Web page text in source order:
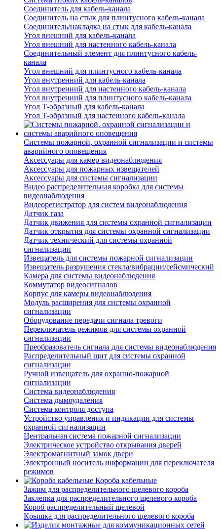
Соединитель для кабель-канала
Соединитель на стык для плинтусного кабель-канала
Соединитель/накладка на стык для кабель-канала
Угол внешний для кабель-канала
Угол внешний для настенного кабель-канала
Соединительный элемент для плинтусного кабель-
канала
Угол внешний для плинтусного кабель-канала
Угол внутренний для кабель-канала
Угол внутренний для настенного кабель-канала
Угол внутренний для плинтусного кабель-канала
Угол Т-образный для кабель-канала
Угол Т-образный для настенного кабель-канала
Системы пожарной, охранной сигнализации и системы
аварийного оповещения
Аксессуары для камер видеонаблюдения
Аксессуары для пожарных извещателей
Аксессуары для системы сигнализации
Видео распределительная коробка для системы
видеонаблюдения
Видеорегистратор для систем видеонаблюдения
Датчик газа
Датчик движения для системы охранной сигнализации
Датчик открытия для системы охранной сигнализации
Датчик технический для системы охранной
сигнализации
Извещатель для системы пожарной сигнализации
Извещатель разрушения стекла/вибрации/сейсмический
Камера для системы видеонаблюдения
Коммутатор видеосигналов
Корпус для камеры видеонаблюдения
Модуль расширения для системы охранной
сигнализации
Оборудование передачи сигнала тревоги
Переключатель режимов для системы охранной
сигнализации
Преобразователь сигнала для системы видеонаблюдения
Распределительный щит для системы охранной
сигнализации
Ручной извещатель для охранно-пожарной
сигнализации
Система видеонаблюдения
Система дымоудаления
Система контроля доступа
Устройство управления и индикации для системы
охранной сигнализации
Центральная система пожарной сигнализации
Электрическое устройство открывания дверей
Электромагнитный замок двери
Электронный носитель информации для переключателя
режимов
Короба кабельные
Зажим для распределительного щелевого короба
Заклепка для распределительного щелевого короба
Короб распределительный щелевой
Крышка для распределительного щелевого короба